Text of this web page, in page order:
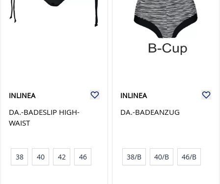
INLINEA
DA.-BADESLIP HIGH-
WAIST
38 40 42 46
INLINEA
DA.-BADEANZUG
38/B 40/B 46/B